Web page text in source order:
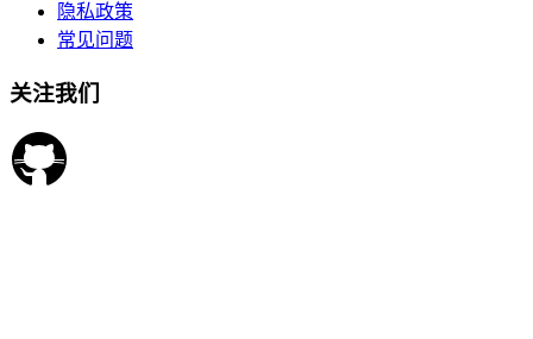
隐私政策
常见问题
关注我们